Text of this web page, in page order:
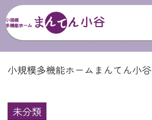
小規模多機能ホームまんてん小谷
未分類